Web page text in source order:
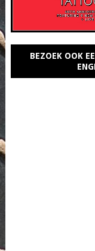
BEZOEK OOK